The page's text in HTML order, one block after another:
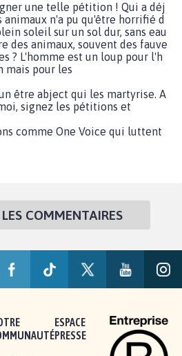
une telle pétition ! Qui a déj
animaux n'a pu qu'être horrifié d
soleil sur un sol dur, sans eau
des animaux, souvent des fauve
? L'homme est un loup pour l'h
mais pour les
être abject qui les martyrise. A
signez les pétitions et
comme One Voice qui luttent
COMMENTAIRES
ESPACE
PRESSE